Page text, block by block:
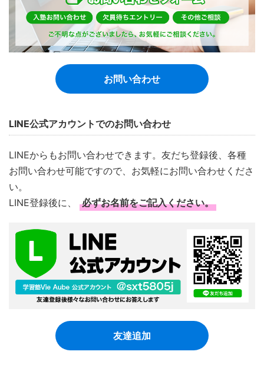
お問い合わせ
LINE公式アカウントでのお問い合わせ
LINEからもお問い合わせできます。友だち登録後、各種
お問い合わせ可能ですので、お気軽にお問い合わせくださ
い。
LINE登録後に、
必ずお名前をご記入ください。
友達追加